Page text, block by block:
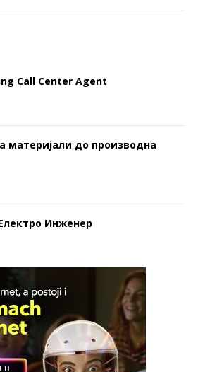
Call Center Agent
материјали до производна
Инженер